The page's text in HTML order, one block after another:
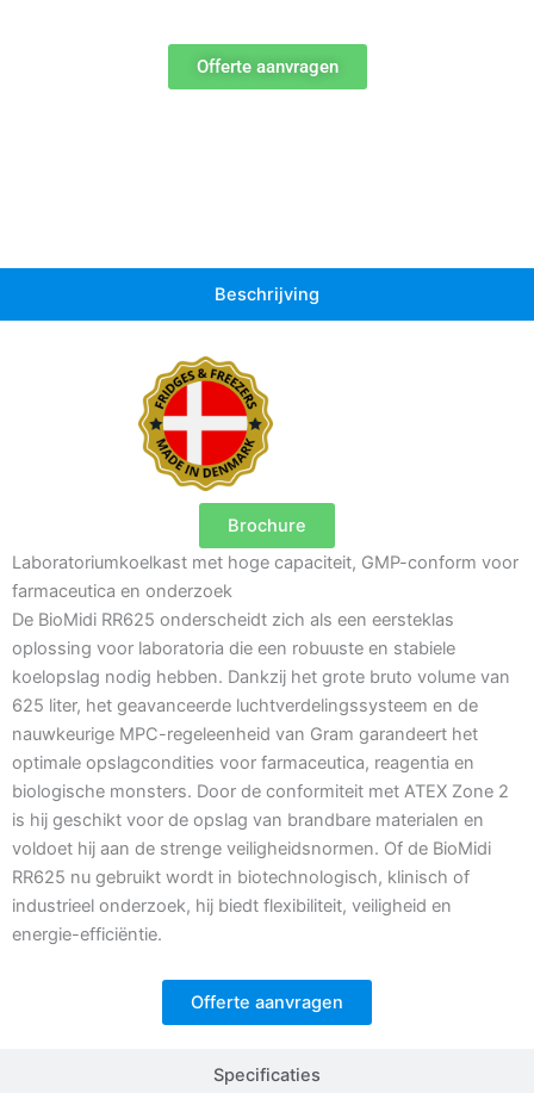
Offerte aanvragen
Beschrijving
Specificaties
Brochure
Laboratoriumkoelkast met hoge capaciteit, GMP-conform voor
farmaceutica en onderzoek
De BioMidi RR625 onderscheidt zich als een eersteklas
oplossing voor laboratoria die een robuuste en stabiele
koelopslag nodig hebben. Dankzij het grote bruto volume van
625 liter, het geavanceerde luchtverdelingssysteem en de
nauwkeurige MPC-regeleenheid van Gram garandeert het
optimale opslagcondities voor farmaceutica, reagentia en
biologische monsters. Door de conformiteit met ATEX Zone 2
is hij geschikt voor de opslag van brandbare materialen en
voldoet hij aan de strenge veiligheidsnormen. Of de BioMidi
RR625 nu gebruikt wordt in biotechnologisch, klinisch of
industrieel onderzoek, hij biedt flexibiliteit, veiligheid en
energie-efficiëntie.
Offerte aanvragen